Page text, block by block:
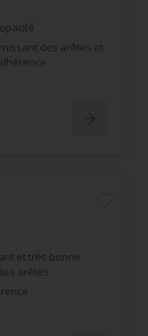
des arêtes et
et très bonne
arêtes